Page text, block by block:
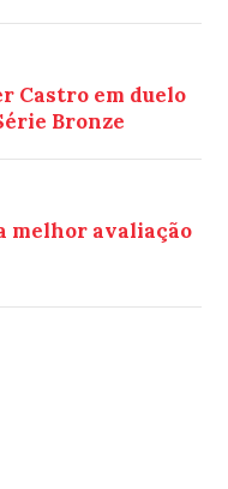
Castro em duelo
Bronze
melhor avaliação